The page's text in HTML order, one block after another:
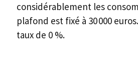
considérablement les
plafond est fixé à 30 000
taux de 0 %.